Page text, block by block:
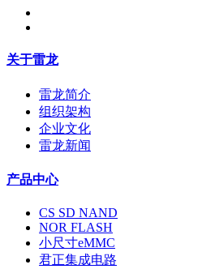
关于雷龙
雷龙简介
组织架构
企业文化
雷龙新闻
产品中心
CS SD NAND
NOR FLASH
小尺寸eMMC
君正集成电路